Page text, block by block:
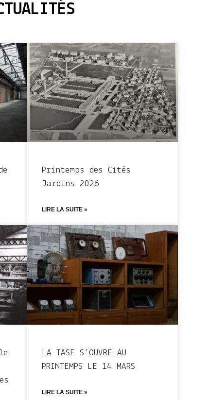
Printemps des Cités
Jardins 2026
LIRE LA SUITE »
LA TASE S’OUVRE AU
PRINTEMPS LE 14 MARS
LIRE LA SUITE »